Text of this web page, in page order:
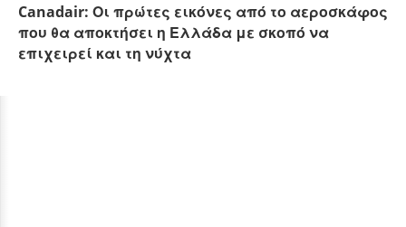
Canadair: Οι πρώτες εικόνες από το αεροσκάφος
που θα αποκτήσει η Ελλάδα με σκοπό να
επιχειρεί και τη νύχτα